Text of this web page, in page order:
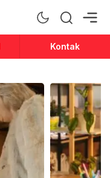
Kontak